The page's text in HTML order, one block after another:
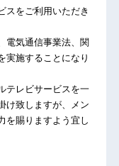
スをご利用いただき
電気通信事業法、関
実施することになり
テレビサービスを一
け致しますが、メン
を賜りますよう宜し